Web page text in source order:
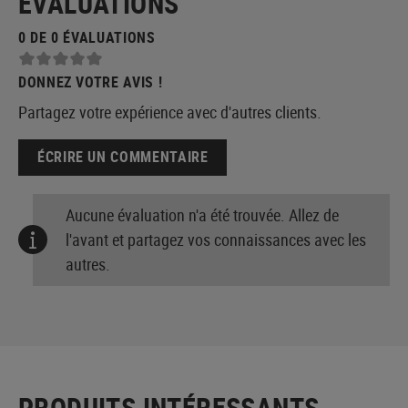
0 DE 0 ÉVALUATIONS
DONNEZ VOTRE AVIS !
Partagez votre expérience avec d'autres clients.
ÉCRIRE UN COMMENTAIRE
Aucune évaluation n'a été trouvée. Allez de
l'avant et partagez vos connaissances avec les
autres.